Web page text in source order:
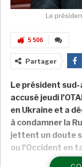
Le
5 506
Partager
Le président sud-
accusé jeudi
en Ukraine et a
à condamner la
jettent un doute
ou l’Occident en